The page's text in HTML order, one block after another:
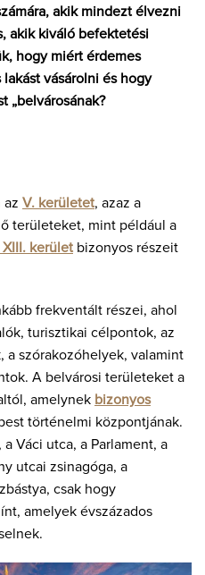
akik mindezt élvezni
akik kiváló befektetési
hogy miért érdemes
vásárolni és hogy
„belvárosának?
az V. kerületet, azaz a
területeket, mint például a
kerület bizonyos részeit
frekventált részei, ahol
turisztikai célpontok, az
szórakozóhelyek, valamint
A belvárosi területeket a
amelynek bizonyos
történelmi központjának.
Váci utca, a Parlament, a
utcai zsinagóga, a
csak hogy
amelyek évszázados